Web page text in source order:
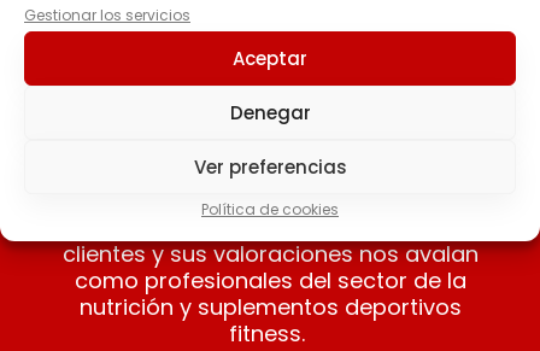
Gestionar los servicios
Aceptar
Denegar
Ver preferencias
Política de cookies
Seleccionar
opciones
Nuestros clientes opinan
Apreciamos las opiniones de nuestros
clientes y sus valoraciones nos avalan
como profesionales del sector de la
nutrición y suplementos deportivos
fitness.